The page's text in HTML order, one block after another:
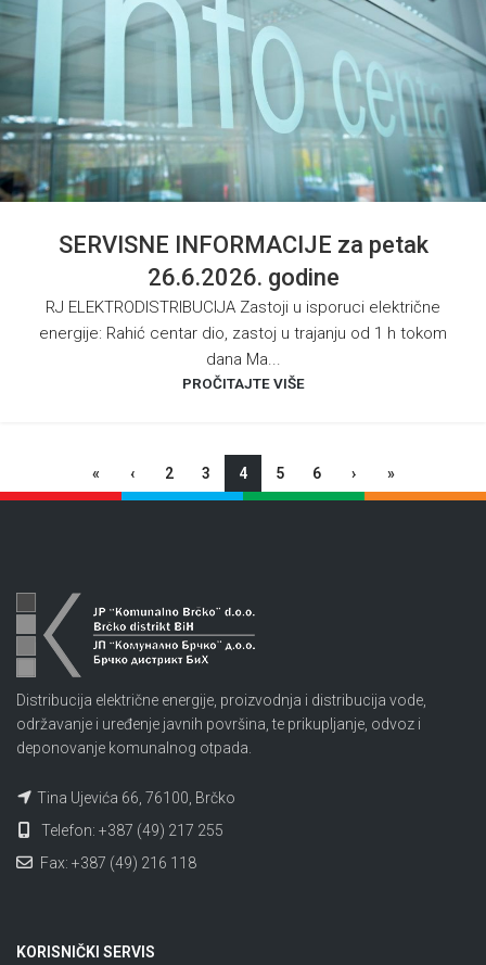
SERVISNE INFORMACIJE za petak
26.6.2026. godine
RJ ELEKTRODISTRIBUCIJA Zastoji u isporuci električne
energije: Rahić centar dio, zastoj u trajanju od 1 h tokom
dana Ma...
PROČITAJTE VIŠE
« ‹ 2 3 4 5 6 › »
Distribucija električne energije, proizvodnja i distribucija vode,
održavanje i uređenje javnih površina, te prikupljanje, odvoz i
deponovanje komunalnog otpada.
Tina Ujevića 66, 76100, Brčko
Telefon: +387 (49) 217 255
Fax: +387 (49) 216 118
KORISNIČKI SERVIS